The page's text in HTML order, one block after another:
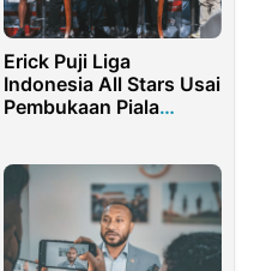
Erick Puji Liga
Indonesia All Stars Usai
Pembukaan Piala